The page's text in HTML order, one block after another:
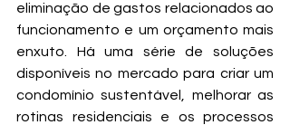
eliminação de gastos relacionados ao
funcionamento e um orçamento mais
enxuto. Há uma série de soluções
disponíveis no mercado para criar um
condomínio sustentável, melhorar as
rotinas residenciais e os processos